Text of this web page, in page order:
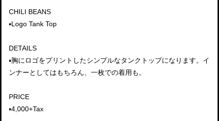
CHILI BEANS
▪️Logo Tank Top
DETAILS
▪️胸にロゴをプリントしたシンプルなタンクトップになります。イ
ンナーとしてはもちろん、一枚での着用も。
PRICE
▪️4,000+Tax